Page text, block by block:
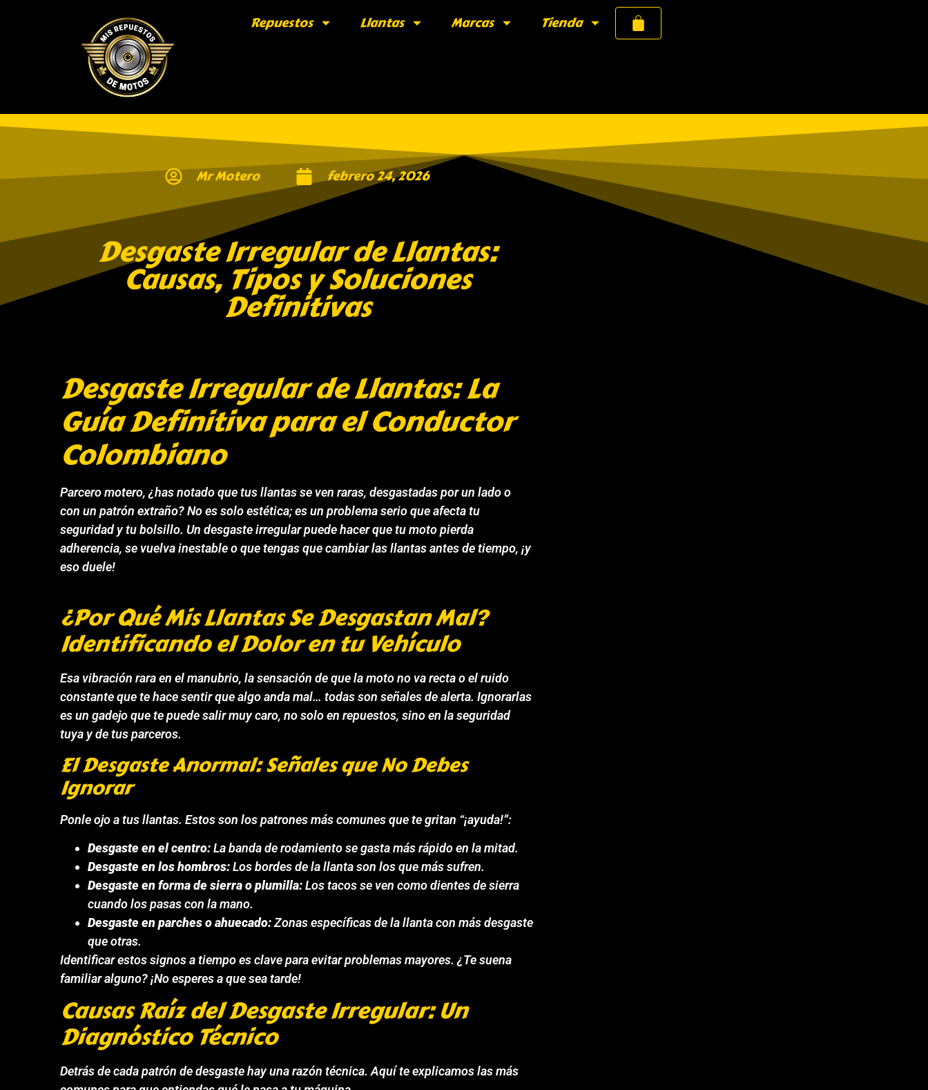
Repuestos Llantas Marcas Tienda
Mr Motero febrero 24, 2026
Desgaste Irregular de Llantas:
Causas, Tipos y Soluciones
Definitivas
Desgaste Irregular de Llantas: La
Guía Definitiva para el Conductor
Colombiano
Parcero motero, ¿has notado que tus llantas se ven raras, desgastadas por un lado o
con un patrón extraño? No es solo estética; es un problema serio que afecta tu
seguridad y tu bolsillo. Un desgaste irregular puede hacer que tu moto pierda
adherencia, se vuelva inestable o que tengas que cambiar las llantas antes de tiempo, ¡y
eso duele!
¿Por Qué Mis Llantas Se Desgastan Mal?
Identificando el Dolor en tu Vehículo
Esa vibración rara en el manubrio, la sensación de que la moto no va recta o el ruido
constante que te hace sentir que algo anda mal… todas son señales de alerta. Ignorarlas
es un gadejo que te puede salir muy caro, no solo en repuestos, sino en la seguridad
tuya y de tus parceros.
El Desgaste Anormal: Señales que No Debes
Ignorar
Ponle ojo a tus llantas. Estos son los patrones más comunes que te gritan “¡ayuda!”:
Desgaste en el centro:La banda de rodamiento se gasta más rápido en la mitad.
Desgaste en los hombros:Los bordes de la llanta son los que más sufren.
Desgaste en forma de sierra o plumilla:Los tacos se ven como dientes de sierra
cuando los pasas con la mano.
Desgaste en parches o ahuecado:Zonas específicas de la llanta con más desgaste
que otras.
Identificar estos signos a tiempo es clave para evitar problemas mayores. ¿Te suena
familiar alguno? ¡No esperes a que sea tarde!
Causas Raíz del Desgaste Irregular: Un
Diagnóstico Técnico
Detrás de cada patrón de desgaste hay una razón técnica. Aquí te explicamos las más